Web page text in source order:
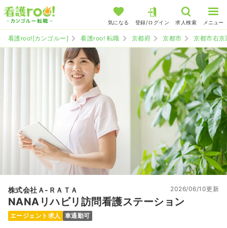
気になる 登録/ログイン 求人検索 メニュー
看護roo![カンゴルー] 看護roo! 転職 京都府 京都市 京都市右京
株式会社Ａ‐ＲＡＴＡ
NANAリハビリ訪問看護ステーション
2026/06/10更新
エージェント求人 車通勤可